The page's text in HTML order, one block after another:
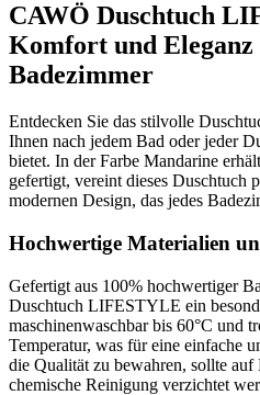
CAWÖ Duschtuch
Komfort und
Badezimmer
Entdecken Sie das stilvolle
Ihnen nach jedem Bad oder jeder
bietet. In der Farbe Mandarine
gefertigt, vereint dieses Duschtuch
modernen Design, das jedes
Hochwertige Materialien
Gefertigt aus 100% hochwertiger
Duschtuch LIFESTYLE ein
maschinenwaschbar bis 60°C und
Temperatur, was für eine einfache
die Qualität zu bewahren, sollte
chemische Reinigung verzichtet